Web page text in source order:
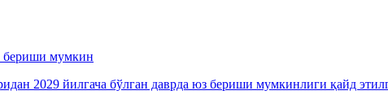
бериши мумкин
2029 йилгача бўлган даврда юз бериши мумкинлиги қайд